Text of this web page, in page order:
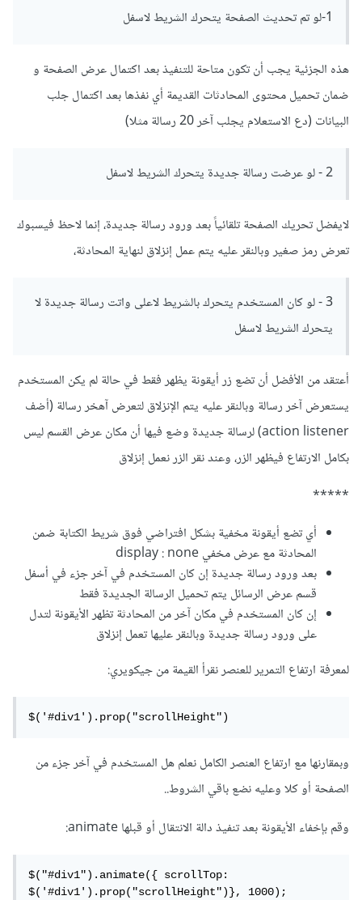
1-لو تم تحديث الصفحة يتحرك الشريط لاسفل
هذه الجزئية يجب أن تكون متاحة للتنفيذ بعد اكتمال عرض الصفحة و
ضمان تحميل محتوى المحادثات القديمة أي نفذها بعد اكتمال جلب
البيانات (دع الاستعلام يجلب آخر 20 رسالة مثلا)
2 - لو عرضت رسالة جديدة يتحرك الشريط لاسفل
لايفضل تحريك الصفحة تلقائياً بعد ورود رسالة جديدة، إنما لاحظ فيسبوك
تعرض رمز صغير وبالنقر عليه يتم عمل إنزلاق لنهاية المحادثة،
3 - لو كان المستخدم يتحرك بالشريط لاعلى واتت رسالة جديدة لا
يتحرك الشريط لاسفل
أعتقد من الأفضل أن تضع زر أيقونة يظهر فقط في حالة لم يكن المستخدم
يستعرض آخر رسالة وبالنقر عليه يتم الإنزلاق لتعرض آهخر رسالة (أضف
action listener) لرسالة جديدة وضع فيها أن مكان عرض القسم ليس
بكامل الارتفاع فيظهر الزر، وعند نقر الزر نعمل إنزلاق
*****
أي تضع أيقونة مخفية بشكل افتراضي فوق شريط الكتابة ضمن
المحادثة مع عرض مخفي display : none
بعد ورود رسالة جديدة إن كان المستخدم في آخر جزء في أسفل
قسم عرض الرسائل يتم تحميل الرسالة الجديدة فقط
إن كان المستخدم في مكان آخر من المحادثة تظهر الأيقونة لتدل
على ورود رسالة جديدة وبالنقر عليها تعمل إنزلاق
لمعرفة ارتفاع التمرير للعنصر نقرأ القيمة من جيكويري:
$('#div1').prop("scrollHeight")
وبمقارنها مع ارتفاع العنصر الكامل نعلم هل المستخدم في آخر جزء من
الصفحة أو كلا وعليه نضع باقي الشروط..
وقم بإخفاء الأيقونة بعد تنفيذ دالة الانتقال أو قبلها animate:
$("#div1").animate({ scrollTop:
$('#div1').prop("scrollHeight")}, 1000);